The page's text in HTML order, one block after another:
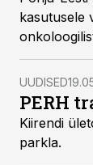
kasutusele
UUDISED
PERH
Kiirendi ületoomiseks suletakse juba
parkla.